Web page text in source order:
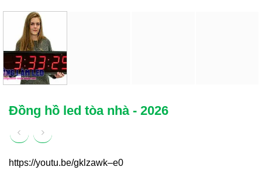
Đồng hồ led tòa nhà - 2026
https://youtu.be/gklzawk–e0